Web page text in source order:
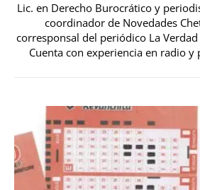
Lic. en Derecho Burocrático y
coordinador de Novedades
corresponsal del periódico La
Cuenta con experiencia en radio